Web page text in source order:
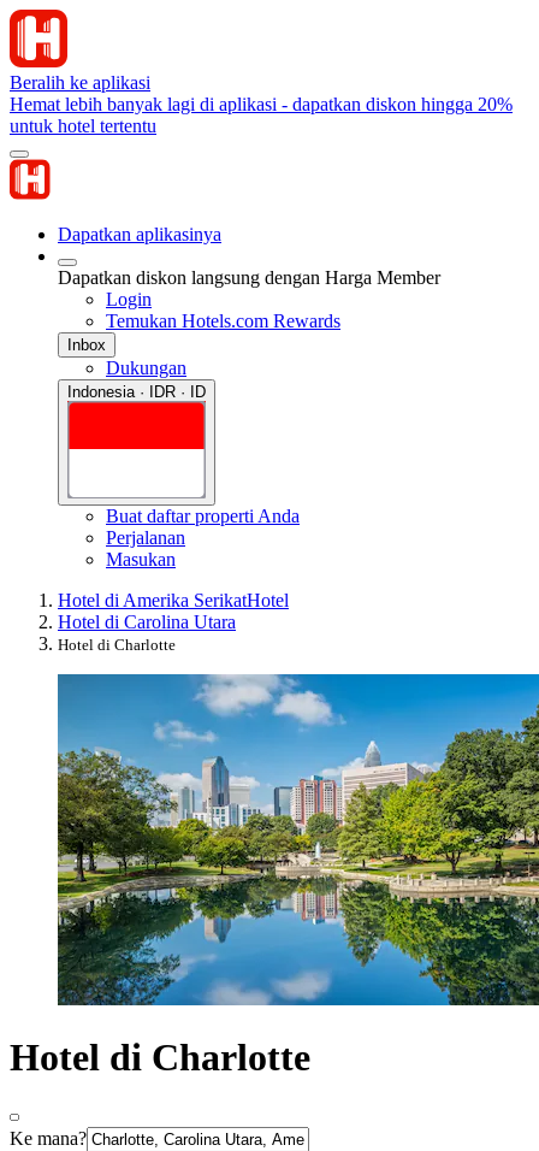
Beralih ke aplikasi
Hemat lebih banyak lagi di aplikasi - dapatkan diskon hingga 20%
untuk hotel tertentu
Dapatkan aplikasinya
Dapatkan diskon langsung dengan Harga Member
Login
Temukan Hotels.com Rewards
Inbox
Dukungan
Indonesia · IDR · ID
Buat daftar properti Anda
Perjalanan
Masukan
Hotel di Amerika SerikatHotel
Hotel di Carolina Utara
Hotel di Charlotte
Hotel di Charlotte
Ke mana?